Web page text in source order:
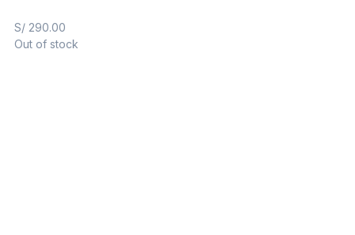
S/ 290.00
Out of stock